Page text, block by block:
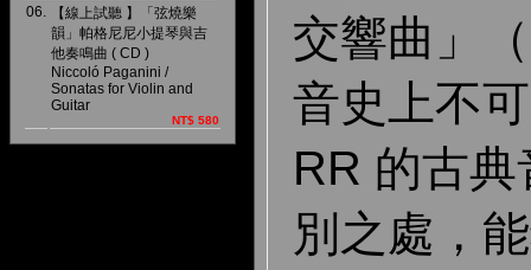
06.
【線上試聽 】「弦燒樂
韻」帕格尼尼小提琴與吉
他奏鳴曲 ( CD )
Niccoló Paganini /
Sonatas for Violin and
Guitar
NT$ 580
交響曲」
音史上不
RR 的古
別之處，